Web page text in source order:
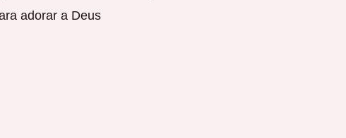
adorar a Deus